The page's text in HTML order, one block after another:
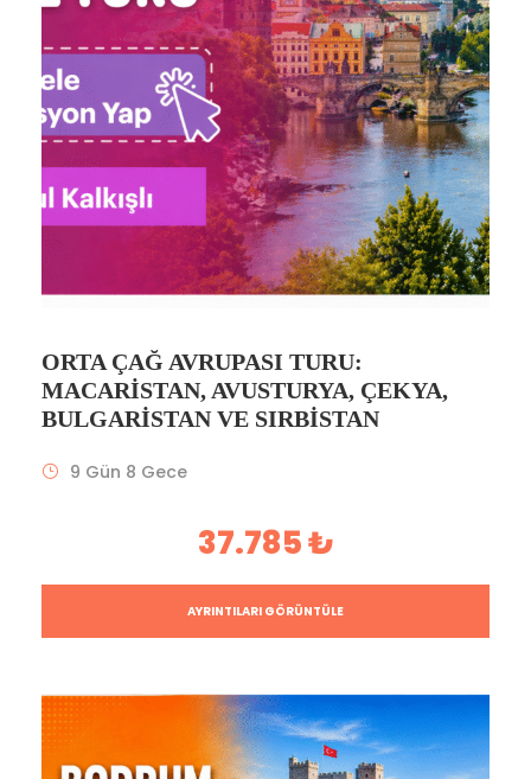
ORTA ÇAĞ AVRUPASI TURU:
MACARISTAN, AVUSTURYA, ÇEKYA,
BULGARISTAN VE SIRBISTAN
9 Gün 8 Gece
37.785 ₺
AYRINTILARI GÖRÜNTÜLE